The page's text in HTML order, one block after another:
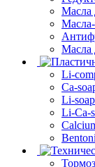
Масла
Масла
Li-
Ca-
Li-soap
Li-Ca-